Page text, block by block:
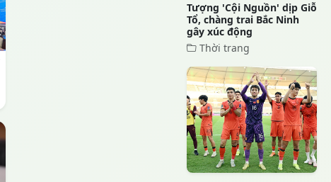
Tượng 'Cội Nguồn' dịp Giỗ
Tổ, chàng trai Bắc Ninh
gây xúc động
Thời trang